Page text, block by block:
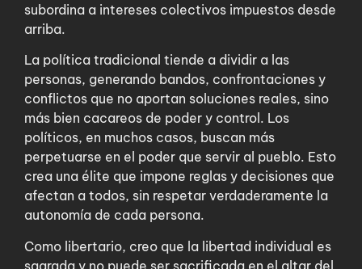
subordina a intereses colectivos impuestos desde
arriba.
La política tradicional tiende a dividir a las
personas, generando bandos, confrontaciones y
conflictos que no aportan soluciones reales, sino
más bien cacareos de poder y control. Los
políticos, en muchos casos, buscan más
perpetuarse en el poder que servir al pueblo. Esto
crea una élite que impone reglas y decisiones que
afectan a todos, sin respetar verdaderamente la
autonomía de cada persona.
Como libertario, creo que la libertad individual es
sagrada y no puede ser sacrificada en el altar del